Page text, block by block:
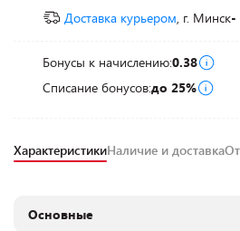
Доставка курьером, г. Минск-
Бонусы к начислению:0.38
Списание бонусов:до 25%
ХарактеристикиНаличие и доставка
Основные